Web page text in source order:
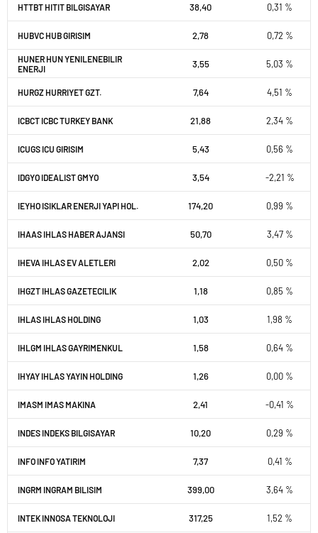
HTTBT HITIT BILGISAYAR 38,40 0,31 %
HUBVC HUB GIRISIM 2,78 0,72 %
HUNER HUN YENILENEBILIR
ENERJI
3,55 5,03 %
HURGZ HURRIYET GZT. 7,64 4,51 %
ICBCT ICBC TURKEY BANK 21,88 2,34 %
ICUGS ICU GIRISIM 5,43 0,56 %
IDGYO IDEALIST GMYO 3,54 -2,21 %
IEYHO ISIKLAR ENERJI YAPI HOL. 174,20 0,99 %
IHAAS IHLAS HABER AJANSI 50,70 3,47 %
IHEVA IHLAS EV ALETLERI 2,02 0,50 %
IHGZT IHLAS GAZETECILIK 1,18 0,85 %
IHLAS IHLAS HOLDING 1,03 1,98 %
IHLGM IHLAS GAYRIMENKUL 1,58 0,64 %
IHYAY IHLAS YAYIN HOLDING 1,26 0,00 %
IMASM IMAS MAKINA 2,41 -0,41 %
INDES INDEKS BILGISAYAR 10,20 0,29 %
INFO INFO YATIRIM 7,37 0,41 %
INGRM INGRAM BILISIM 399,00 3,64 %
INTEK INNOSA TEKNOLOJI 317,25 1,52 %